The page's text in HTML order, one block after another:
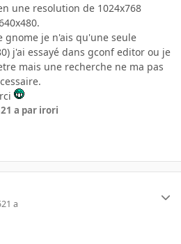
une resolution de 1024x768
gnome je n'ais qu'une seule
j'ai essayé dans gconf editor ou je
mais une recherche ne ma pas
21 a par irori
21 a